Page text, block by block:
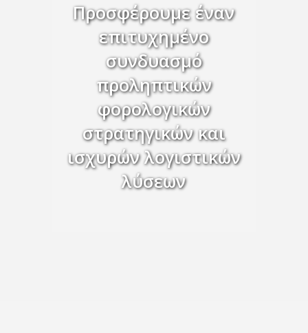
Προσφέρουμε έναν
επιτυχημένο
συνδυασμό
προληπτικών
φορολογικών
στρατηγικών και
ισχυρών λογιστικών
λύσεων